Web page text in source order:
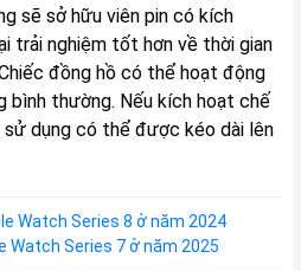
sẽ sở hữu viên pin có kích
trải nghiệm tốt hơn về thời gian
đồng hồ có thể hoạt động
bình thường. Nếu kích hoạt chế
dụng có thể được kéo dài lên
Watch Series 8 ở năm 2024
Watch Series 7 ở năm 2025